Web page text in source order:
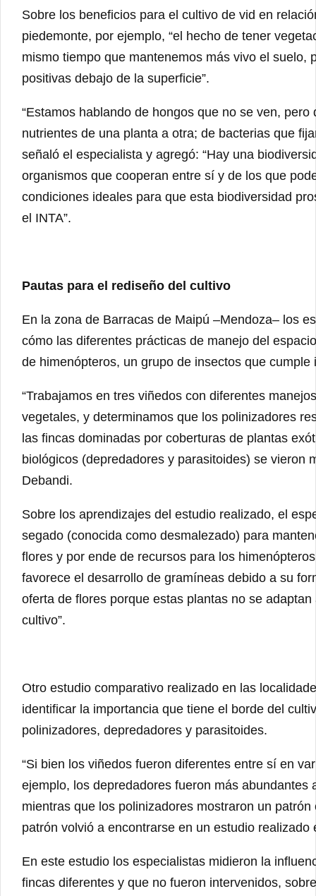
Sobre los beneficios para el cultivo de vid en
piedemonte, por ejemplo, “el hecho de tener
mismo tiempo que mantenemos más vivo el suelo,
positivas debajo de la superficie”.
“Estamos hablando de hongos que no se ven,
nutrientes de una planta a otra; de bacterias que
señaló el especialista y agregó: “Hay una
organismos que cooperan entre sí y de los que
condiciones ideales para que esta biodiversidad
el INTA”.
Pautas para el rediseño del cultivo
En la zona de Barracas de Maipú –Mendoza– los
cómo las diferentes prácticas de manejo del
de himenópteros, un grupo de insectos que cumple
“Trabajamos en tres viñedos con diferentes
vegetales, y determinamos que los polinizadores
las fincas dominadas por coberturas de plantas
biológicos (depredadores y parasitoides) se vieron
Debandi.
Sobre los aprendizajes del estudio realizado, el
segado (conocida como desmalezado) para
flores y por ende de recursos para los
favorece el desarrollo de gramíneas debido a su
oferta de flores porque estas plantas no se
cultivo”.
Otro estudio comparativo realizado en las
identificar la importancia que tiene el borde del
polinizadores, depredadores y parasitoides.
“Si bien los viñedos fueron diferentes entre sí en
ejemplo, los depredadores fueron más
mientras que los polinizadores mostraron un
patrón volvió a encontrarse en un estudio realizado
En este estudio los especialistas midieron la
fincas diferentes y que no fueron intervenidos,